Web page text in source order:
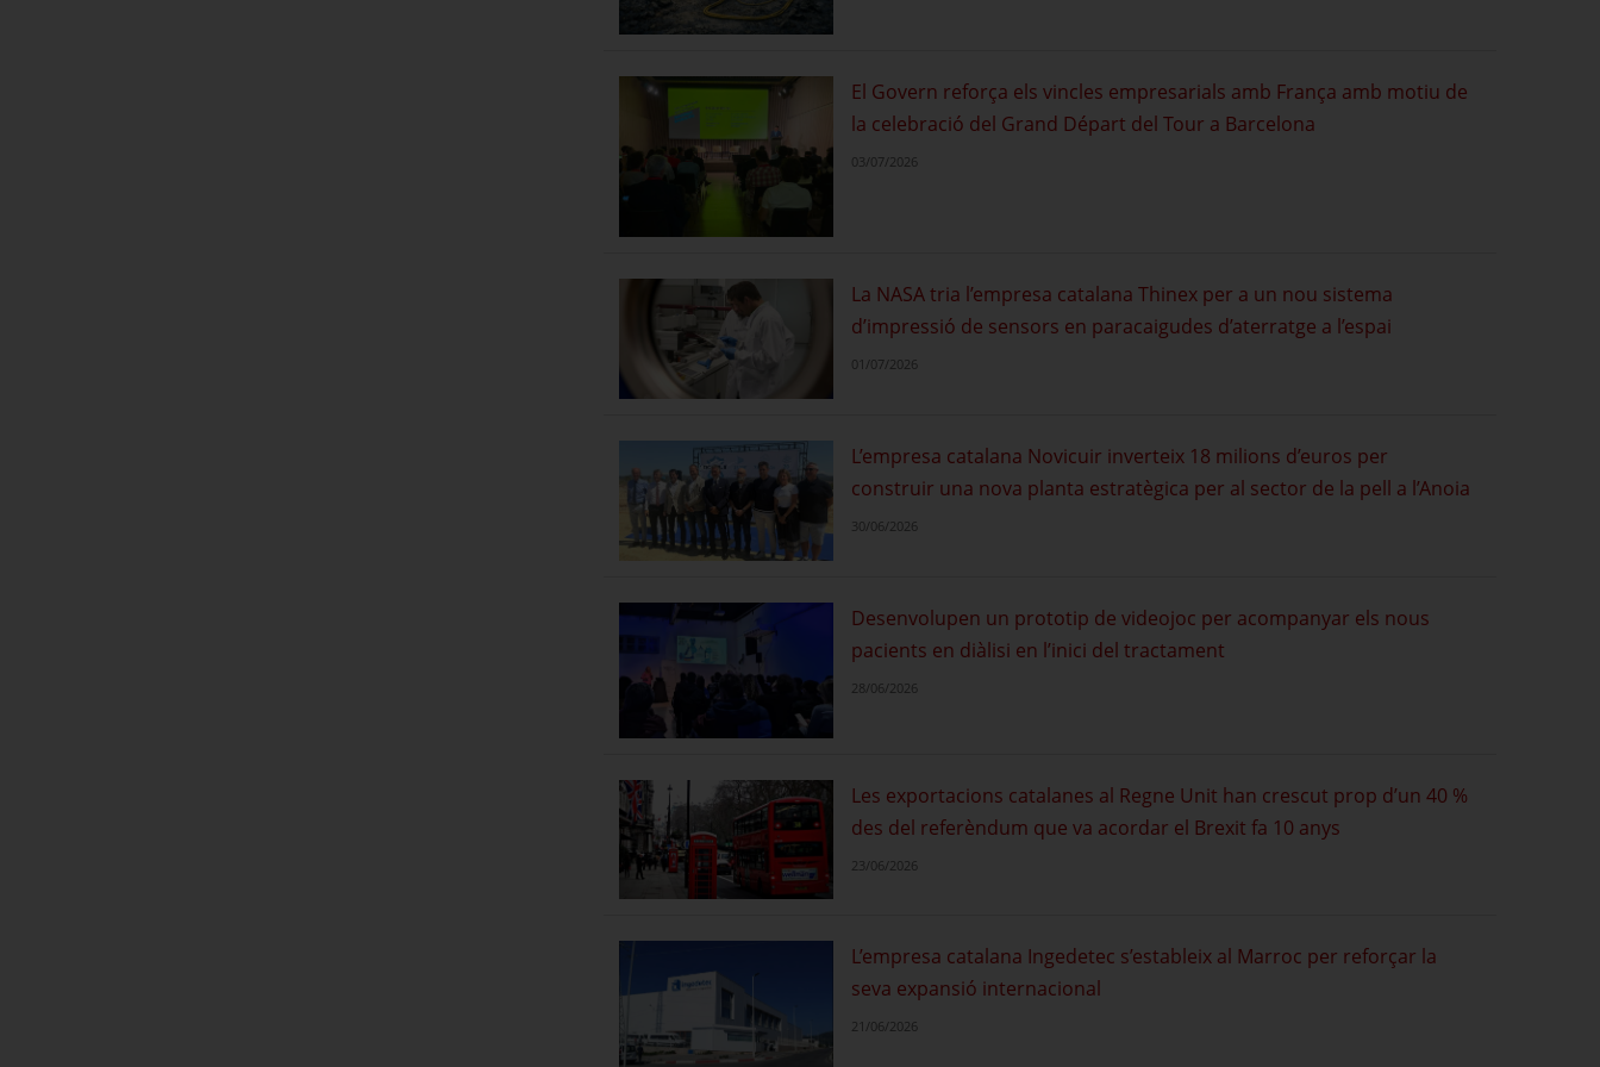
El Govern reforça els vincles empresarials amb França amb motiu de
la celebració del Grand Départ del Tour a Barcelona
03/07/2026
La NASA tria l’empresa catalana Thinex per a un nou sistema
d’impressió de sensors en paracaigudes d’aterratge a l’espai
01/07/2026
L’empresa catalana Novicuir inverteix 18 milions d’euros per
construir una nova planta estratègica per al sector de la pell a l’Anoia
30/06/2026
Desenvolupen un prototip de videojoc per acompanyar els nous
pacients en diàlisi en l’inici del tractament
28/06/2026
Les exportacions catalanes al Regne Unit han crescut prop d’un 40 %
des del referèndum que va acordar el Brexit fa 10 anys
23/06/2026
L’empresa catalana Ingedetec s’estableix al Marroc per reforçar la
seva expansió internacional
21/06/2026